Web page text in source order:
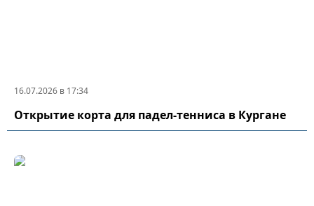
16.07.2026 в 17:34
Открытие корта для падел-тенниса в Кургане